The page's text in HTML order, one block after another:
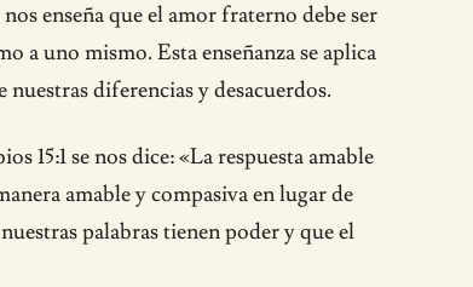
enseña que el amor fraterno debe ser
a uno mismo. Esta enseñanza se aplica
diferencias y desacuerdos.
15:1 se nos dice: «La respuesta amable
amable y compasiva en lugar de
palabras tienen poder y que el